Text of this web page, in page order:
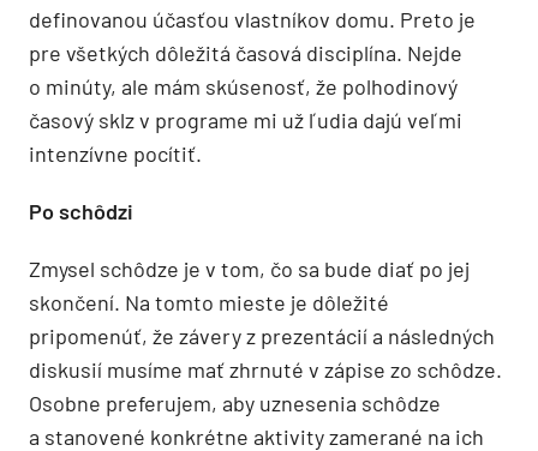
definovanou účasťou vlastníkov domu. Preto je
pre všetkých dôležitá časová disciplína. Nejde
o minúty, ale mám skúsenosť, že polhodinový
časový sklz v programe mi už ľudia dajú veľmi
intenzívne pocítiť.
Po schôdzi
Zmysel schôdze je v tom, čo sa bude diať po jej
skončení. Na tomto mieste je dôležité
pripomenúť, že závery z prezentácií a následných
diskusií musíme mať zhrnuté v zápise zo schôdze.
Osobne preferujem, aby uznesenia schôdze
a stanovené konkrétne aktivity zamerané na ich